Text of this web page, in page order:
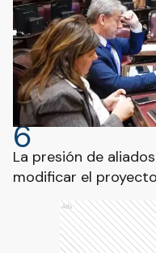
6
La presión de
modificar el
Ads